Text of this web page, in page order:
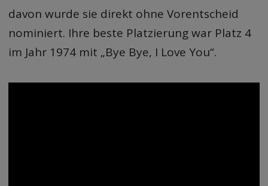
davon wurde sie direkt ohne Vorentscheid
nominiert. Ihre beste Platzierung war Platz 4
im Jahr 1974 mit „Bye Bye, I Love You“.